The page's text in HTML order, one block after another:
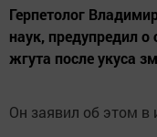
Герпетолог
наук, предупредил о
жгута после укуса
Он заявил об этом в